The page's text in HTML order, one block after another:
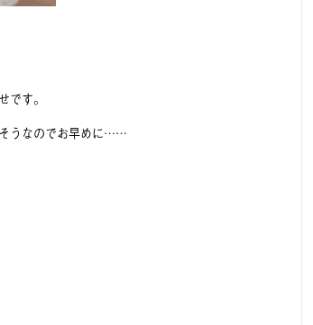
です。
うなのでお早めに……